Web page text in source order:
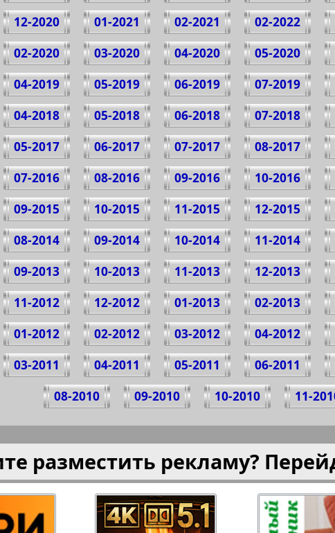
02-2022
02-2021
01-2021
12-2020
05-2020
04-2020
03-2020
02-2020
07-2019
06-2019
05-2019
04-2019
07-2018
06-2018
05-2018
04-2018
08-2017
07-2017
06-2017
05-2017
10-2016
09-2016
08-2016
07-2016
12-2015
11-2015
10-2015
09-2015
11-2014
10-2014
09-2014
08-2014
12-2013
11-2013
10-2013
09-2013
02-2013
01-2013
12-2012
11-2012
04-2012
03-2012
02-2012
01-2012
06-2011
05-2011
04-2011
03-2011
11-
10-2010
09-2010
08-2010
разместить рекламу?